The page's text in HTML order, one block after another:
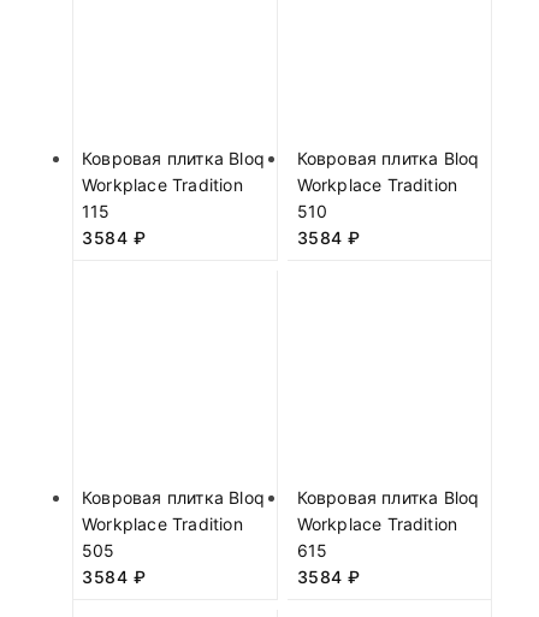
Ковровая плитка Bloq
Workplace Tradition
115
3584 ₽
Ковровая плитка Bloq
Workplace Tradition
510
3584 ₽
Ковровая плитка Bloq
Workplace Tradition
505
3584 ₽
Ковровая плитка Bloq
Workplace Tradition
615
3584 ₽